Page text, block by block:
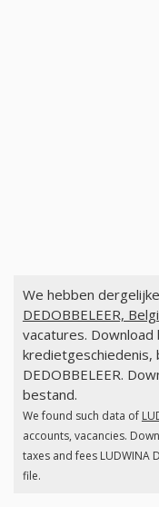
We hebben
DEDOBBELEER,
vacatures.
kredietgeschiedenis,
DEDOBBELEER.
bestand.
We found such data of
accounts, vacancies.
taxes and fees LUDWINA
file.